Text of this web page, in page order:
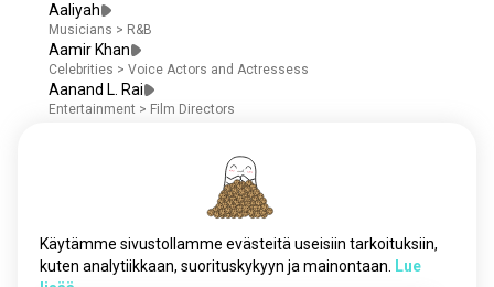
Aaliyah
Musicians > R&B
Aamir Khan
Celebrities > Voice Actors and Actressess
Aanand L. Rai
Entertainment > Film Directors
Actors / Actresses
Aaron Douglas
Celebrities > Voice Actors and Actressess
Käytämme sivustollamme evästeitä useisiin tarkoituksiin,
kuten analytiikkaan, suorituskykyyn ja mainontaan.
Lue